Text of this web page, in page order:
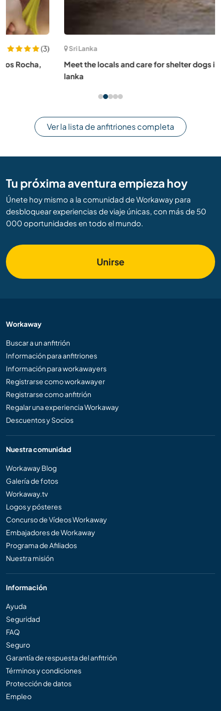
Sri Lanka
Meet the locals and care for shelter dogs in Bentota, Sri
Ver la lista de anfitriones completa
Tu próxima aventura empieza hoy
Únete hoy mismo a la comunidad de Workaway para
desbloquear experiencias de viaje únicas, con más de 50
000 oportunidades en todo el mundo.
Unirse
Workaway
Buscar a un anfitrión
Información para anfitriones
Información para workawayers
Registrarse como workawayer
Registrarse como anfitrión
Regalar una experiencia Workaway
Descuentos y Socios
Nuestra comunidad
Workaway Blog
Galería de fotos
Workaway.tv
Logos y pósteres
Concurso de Vídeos Workaway
Embajadores de Workaway
Programa de Afiliados
Nuestra misión
Información
Ayuda
Seguridad
FAQ
Seguro
Garantía de respuesta del anfitrión
Términos y condiciones
Protección de datos
Empleo